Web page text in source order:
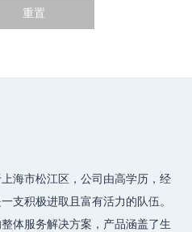
重置
海市松江区，公司由高学历，经
支积极进取且富有活力的队伍。
体服务解决方案，产品涵盖了生